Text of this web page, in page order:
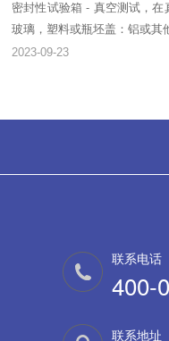
密封性试验箱 - 真空测试，在
玻璃，塑料或瓶坯盖：铝或
2023-09-23
联系电话
400-
联系地址